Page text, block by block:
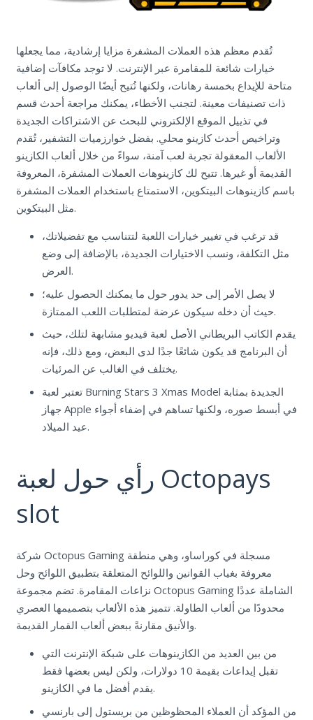
تُقدم معظم هذه العملات المشفرة مزايا إرشادية، مما يجعلها
خيارات شائعة للمقامرة عبر الإنترنت. لا توجد مكافآت إضافية
متاحة للإيداع بخمسة رهانات، ولكنها تُتيح أيضًا الوصول إلى ألعاب
ذات تصنيفات معينة. لتجنب الأخطاء، يمكنك مراجعة أحدث قسم
في تذييل الموقع الإلكتروني للبحث عن الاشتراكات الجديدة
وتراخيص أحدث كازينو محلي. بفضل خوارزميات التشفير، تُقدم
الألعاب المعقولة تجربة لعب آمنة، سواءً من خلال ألعاب الكازينو
القديمة أو غيرها. تتيح لك كازينوهات العملات المشفرة، المعروفة
باسم كازينوهات البيتكوين، الاستمتاع باستخدام العملات المشفرة
مثل البيتكوين.
قد ترغب في تغيير خيارات اللعبة لتتناسب مع تفضيلاتك،
مثل التكلفة، ونسب الاختيارات الجديدة، بالإضافة إلى وضع
العرض.
لا يصل الأمر إلى حد يدور حول ما يمكنك الحصول عليه؛
حيث أن دخله سيكون عرضة لمتطلبات اللعب الممتازة.
يقدم الكاتب البريطاني الأصل لعبة فيديو مشابهة لتلك، حيث
أن البرنامج قد يكون شائعًا جدًا لدى البعض، ومع ذلك، فإنه
يختلف في الغالب عن المرئيات.
تعتبر لعبة Burning Stars 3 Xmas Model الجديدة بمثابة
جهاز Apple في أبسط صوره، ولكنها تساهم في إضفاء أجواء
عيد الميلاد.
رأي حول لعبة Octopays
slot
شركة Octopus Gaming مسجلة في كوراساو، وهي منطقة
معروفة بغياب القوانين واللوائح المتعلقة بتطبيق اللوائح وحل
نزاعات المقامرة. تضم مجموعة Octopus Gaming الشاملة عددًا
محدودًا من ألعاب الطاولة. تتميز هذه الألعاب بتصميمها العصري
والأنيق مقارنةً ببعض ألعاب القمار القديمة.
من بين العديد من الكازينوهات على شبكة الإنترنت التي
تقبل إيداعات بقيمة 10 دولارات، ولكن ليس بعضها فقط
يقدم أفضل ما في الكازينو.
من المؤكد أن العملاء المحظوظين من بريستول إلى بارنسي